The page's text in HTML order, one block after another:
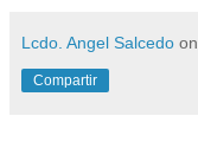
Lcdo. Angel Salcedo on
Compartir